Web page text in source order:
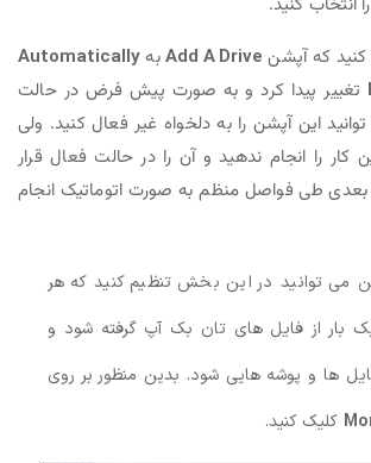
انتخاب کنید.
که آپشن Add A DriveبهAutomatically
تغییر پیدا کرد و به صورت پیش فرض در حالت
این آپشن را به دلخواه غیر فعال کنید. ولی
کار را انجام ندهید و آن را در حالت فعال قرار
طی فواصل منظم به صورت اتوماتیک انجام
می توانید در این بخش تنظیم کنید که هر
بار از فایل های تان بک آپ گرفته شود و
ها و پوشه هایی شود. بدین منظور بر روی
کلیک کنید.